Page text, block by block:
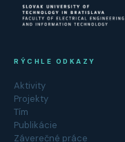
RÝCHLE ODKAZY
Aktivity
Projekty
Tím
Publikácie
Záverečné práce